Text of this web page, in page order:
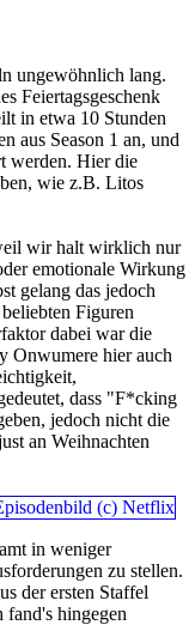
ungewöhnlich lang.
Feiertagsgeschenk
in etwa 10 Stunden
aus Season 1 an, und
werden. Hier die
wie z.B. Litos
wir halt wirklich nur
emotionale Wirkung
gelang das jedoch
Figuren
dabei war die
Onwumere hier auch
dass "F*cking
jedoch nicht die
an Weihnachten
in weniger
zu stellen.
der ersten Staffel
fand's hingegen